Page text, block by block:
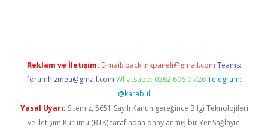
Reklam ve İletişim: E-mail: backlinkpaneli@gmail.com Teams:
forumhizmeti@gmail.com Whatsapp: 0262 606 0 726 Telegram:
@karabul
Yasal Uyarı: Sitemiz, 5651 Sayılı Kanun gereğince Bilgi Teknolojileri
ve İletişim Kurumu (BTK) tarafından onaylanmış bir Yer Sağlayıcı